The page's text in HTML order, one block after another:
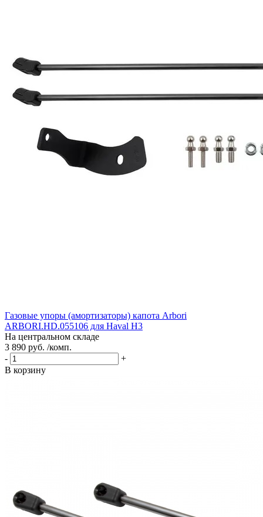
Газовые упоры (амортизаторы) капота Arbori
ARBORI.HD.055106 для Haval H3
На центральном складе
3 890 руб. /комп.
-
+
В корзину